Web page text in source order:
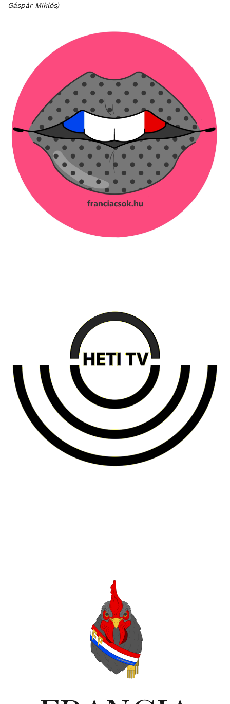
Gáspár Miklós)